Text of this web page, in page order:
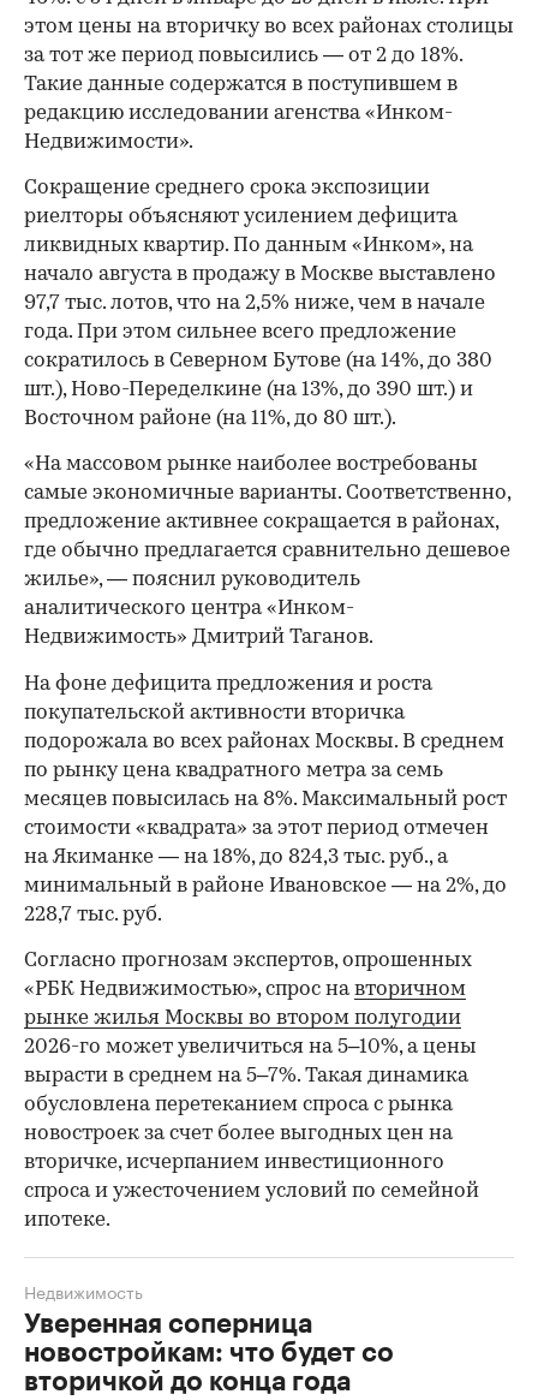
этом цены на вторичку во всех районах столицы
за тот же период повысились — от 2 до 18%.
Такие данные содержатся в поступившем в
редакцию исследовании агенства «Инком-
Недвижимости».
Сокращение среднего срока экспозиции
риелторы объясняют усилением дефицита
ликвидных квартир. По данным «Инком», на
начало августа в продажу в Москве выставлено
97,7 тыс. лотов, что на 2,5% ниже, чем в начале
года. При этом сильнее всего предложение
сократилось в Северном Бутове (на 14%, до 380
шт.), Ново-Переделкине (на 13%, до 390 шт.) и
Восточном районе (на 11%, до 80 шт.).
«На массовом рынке наиболее востребованы
самые экономичные варианты. Соответственно,
предложение активнее сокращается в районах,
где обычно предлагается сравнительно дешевое
жилье», — пояснил руководитель
аналитического центра «Инком-
Недвижимость» Дмитрий Таганов.
00:00
На фоне дефицита предложения и роста
покупательской активности вторичка
подорожала во всех районах Москвы. В среднем
по рынку цена квадратного метра за семь
месяцев повысилась на 8%. Максимальный рост
стоимости «квадрата» за этот период отмечен
на Якиманке — на 18%, до 824,3 тыс. руб., а
минимальный в районе Ивановское — на 2%, до
228,7 тыс. руб.
Согласно прогнозам экспертов, опрошенных
«РБК Недвижимостью», спрос навторичном
рынке жилья Москвы во втором полугодии
2026-го может увеличиться на 5–10%, а цены
вырасти в среднем на 5–7%. Такая динамика
обусловлена перетеканием спроса с рынка
новостроек за счет более выгодных цен на
вторичке, исчерпанием инвестиционного
спроса и ужесточением условий по семейной
ипотеке.
Уверенная соперница
новостройкам: что будет со
вторичкой до конца года
Недвижимость